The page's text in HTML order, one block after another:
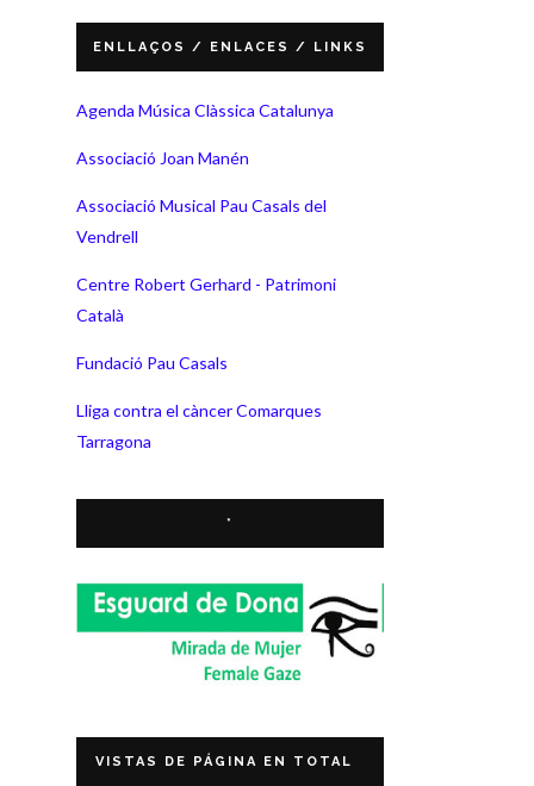
ENLLAÇOS / ENLACES / LINKS
Agenda Música Clàssica Catalunya
Associació Joan Manén
Associació Musical Pau Casals del
Vendrell
Centre Robert Gerhard - Patrimoni
Català
Fundació Pau Casals
Lliga contra el càncer Comarques
Tarragona
*
VISTAS DE PÁGINA EN TOTAL